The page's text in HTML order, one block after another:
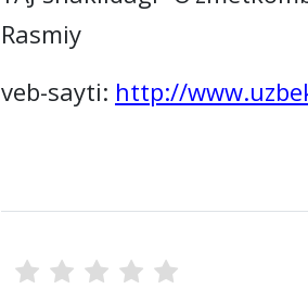
Rasmiy
veb-sayti: http://